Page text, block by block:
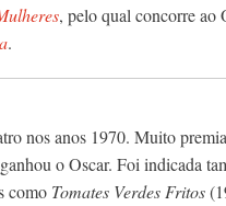
, pelo qual concorre ao
.
nos anos 1970. Muito
o Oscar. Foi indicada
como Tomates Verdes Fritos